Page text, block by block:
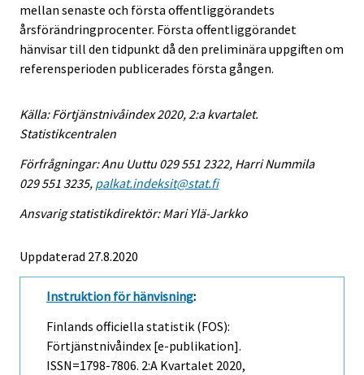
mellan senaste och första offentliggörandets
årsförändringprocenter. Första offentliggörandet
hänvisar till den tidpunkt då den preliminära uppgiften om
referensperioden publicerades första gången.
Källa: Förtjänstnivåindex 2020, 2:a kvartalet.
Statistikcentralen
Förfrågningar: Anu Uuttu 029 551 2322, Harri Nummila
029 551 3235, palkat.indeksit@stat.fi
Ansvarig statistikdirektör: Mari Ylä-Jarkko
Uppdaterad 27.8.2020
Instruktion för hänvisning:
Finlands officiella statistik (FOS):
Förtjänstnivåindex [e-publikation].
ISSN=1798-7806. 2:a Kvartalet 2020,